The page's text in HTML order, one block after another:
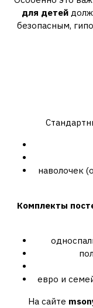
для детей
безопасным,
наволочек
Комплекты
евро и
На сайте